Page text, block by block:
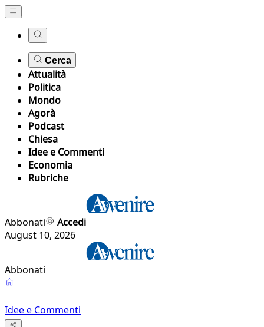
Cerca
Attualità
Politica
Mondo
Agorà
Podcast
Chiesa
Idee e Commenti
Economia
Rubriche
Abbonati
Accedi
August 10, 2026
Abbonati
Idee e Commenti